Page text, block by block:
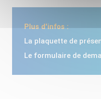
Plus d'infos :
La plaquette de
Le formulaire de